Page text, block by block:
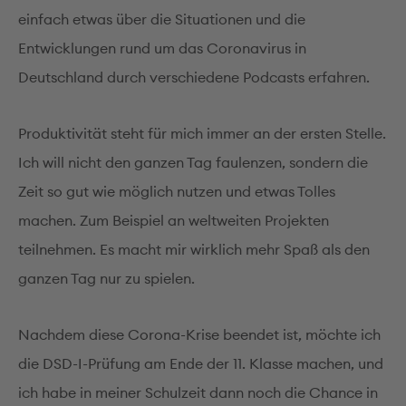
einfach etwas über die Situationen und die
Entwicklungen rund um das Coronavirus in
Deutschland durch verschiedene Podcasts erfahren.
Produktivität steht für mich immer an der ersten Stelle.
Ich will nicht den ganzen Tag faulenzen, sondern die
Zeit so gut wie möglich nutzen und etwas Tolles
machen. Zum Beispiel an weltweiten Projekten
teilnehmen. Es macht mir wirklich mehr Spaß als den
ganzen Tag nur zu spielen.
Nachdem diese Corona-Krise beendet ist, möchte ich
die DSD-I-Prüfung am Ende der 11. Klasse machen, und
ich habe in meiner Schulzeit dann noch die Chance in